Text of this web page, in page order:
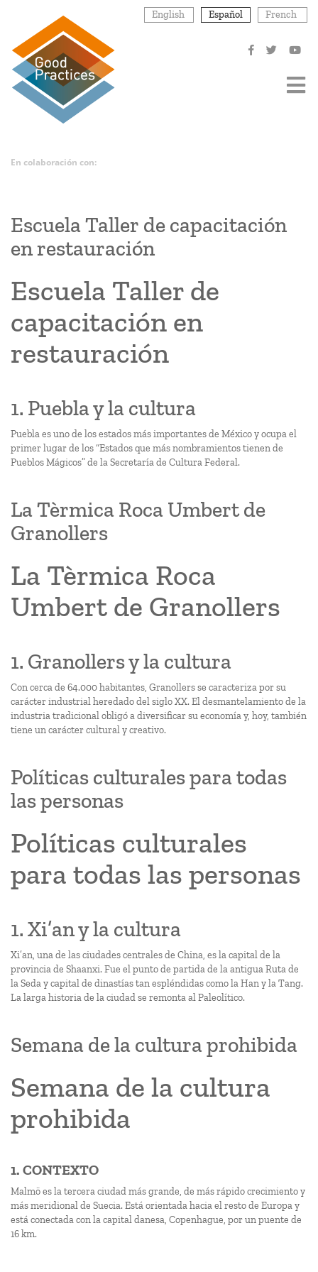
contenido
principal
English Español French
En colaboración con:
Escuela Taller de capacitación
en restauración
Escuela Taller de
capacitación en
restauración
1. Puebla y la cultura
Puebla es uno de los estados más importantes de México y ocupa el
primer lugar de los “Estados que más nombramientos tienen de
Pueblos Mágicos” de la Secretaría de Cultura Federal.
La Tèrmica Roca Umbert de
Granollers
La Tèrmica Roca
Umbert de Granollers
1. Granollers y la cultura
Con cerca de 64.000 habitantes, Granollers se caracteriza por su
carácter industrial heredado del siglo XX. El desmantelamiento de la
industria tradicional obligó a diversificar su economía y, hoy, también
tiene un carácter cultural y creativo.
Políticas culturales para todas
las personas
Políticas culturales
para todas las personas
1. Xi’an y la cultura
Xi’an, una de las ciudades centrales de China, es la capital de la
provincia de Shaanxi. Fue el punto de partida de la antigua Ruta de
la Seda y capital de dinastías tan espléndidas como la Han y la Tang.
La larga historia de la ciudad se remonta al Paleolítico.
Semana de la cultura prohibida
Semana de la cultura
prohibida
1. CONTEXTO
Malmö es la tercera ciudad más grande, de más rápido crecimiento y
más meridional de Suecia. Está orientada hacia el resto de Europa y
está conectada con la capital danesa, Copenhague, por un puente de
16 km.